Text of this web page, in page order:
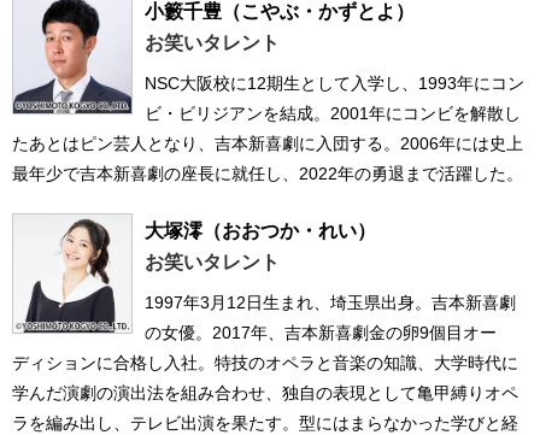
小籔千豊 （こやぶ・かずとよ）
お笑いタレント
NSC大阪校に12期生として入学し、1993年にコン
ビ・ビリジアンを結成。2001年にコンビを解散し
たあとはピン芸人となり、吉本新喜劇に入団する。2006年には史上
最年少で吉本新喜劇の座長に就任し、2022年の勇退まで活躍した。
大塚澪 （おおつか・れい）
お笑いタレント
1997年3月12日生まれ、埼玉県出身。吉本新喜劇
の女優。2017年、吉本新喜劇金の卵9個目オー
ディションに合格し入社。特技のオペラと音楽の知識、大学時代に
学んだ演劇の演出法を組み合わせ、独自の表現として亀甲縛りオペ
ラを編み出し、テレビ出演を果たす。型にはまらなかった学びと経